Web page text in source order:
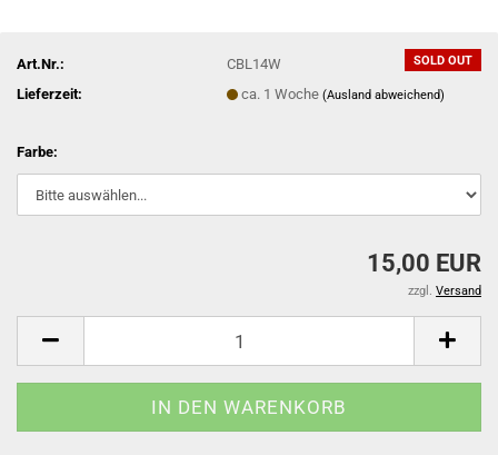
SOLD OUT
Art.Nr.:
CBL14W
Lieferzeit:
ca. 1 Woche(Ausland abweichend)
Farbe:
15,00 EUR
zzgl. Versand